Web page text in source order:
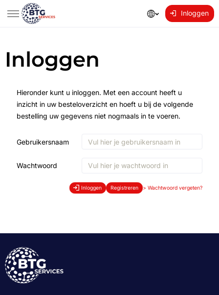
Inloggen
Inloggen
Hieronder kunt u inloggen. Met een account heeft u
inzicht in uw besteloverzicht en hoeft u bij de volgende
bestelling uw gegevens niet nogmaals in te voeren.
Gebruikersnaam
Wachtwoord
Inloggen Registreren > Wachtwoord vergeten?